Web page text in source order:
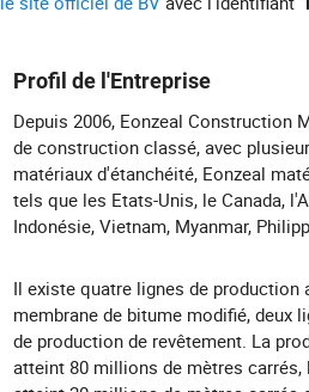
Profil de l'Entreprise
Depuis 2006, Eonzeal Construction
de construction classé, avec
matériaux d'étanchéité, Eonzeal
tels que les Etats-Unis, le Canada,
Indonésie, Vietnam, Myanmar,
Il existe quatre lignes de
membrane de bitume modifié, deux
de production de revêtement. La
atteint 80 millions de mètres